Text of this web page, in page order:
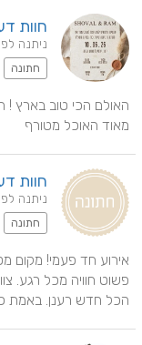
חוות
ניתנה לפני
חתונה
מאוד האוכל מטורף
חוות
ניתנה לפני
חתונה
הכל חדש רענן. באמת